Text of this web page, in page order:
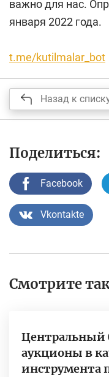
важно для нас.
января 2022 года.
t.me/kutilmalar_bot
Назад к
Поделиться:
Facebook
Vkontakte
Смотрите
Центральный
аукционы в
инструмента